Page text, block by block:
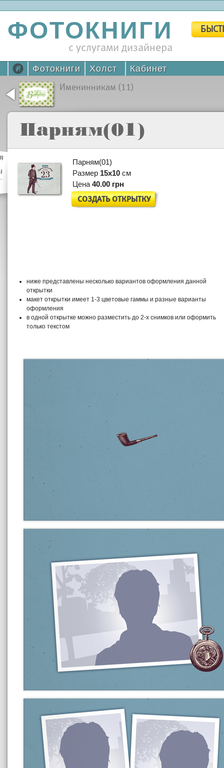
ФОТОКНИГИ
с услугами дизайнера
Фотокниги Холст Кабинет
Именинникам (11)
Парням(01)
Парням(01)
Размер 15х10 см
Цена 40.00 грн
СОЗДАТЬ ОТКРЫТКУ
ниже представлены несколько вариантов оформления данной
открытки
макет открытки имеет 1-3 цветовые гаммы и разные варианты
оформления
в одной открытке можно разместить до 2-х снимков или оформить
только текстом